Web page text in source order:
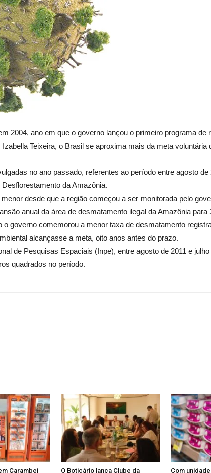
2004, ano em que o governo lançou o primeiro programa de
Teixeira, o Brasil se aproxima mais da meta voluntária
no ano passado, referentes ao período entre agosto de
da Amazônia.
desde que a região começou a ser monitorada pelo
anual da área de desmatamento ilegal da Amazônia para
governo comemorou a menor taxa de desmatamento
alcançasse a meta, oito anos antes do prazo.
de Pesquisas Espaciais (Inpe), entre agosto de 2011 e
quadrados no período.
Carambeí O Boticário lança Clube da Com